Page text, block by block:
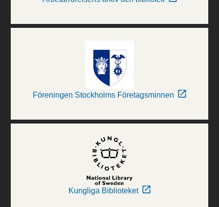
Föreningen Stockholms Företagsminnen
Kungliga Biblioteket